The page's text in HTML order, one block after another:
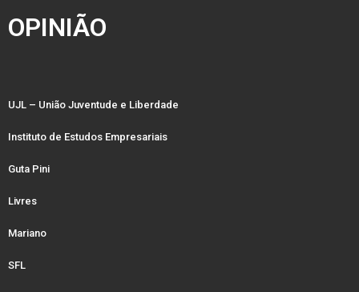
OPINIÃO
UJL – União Juventude e Liberdade
Instituto de Estudos Empresariais
Guta Pini
Livres
Mariano
SFL